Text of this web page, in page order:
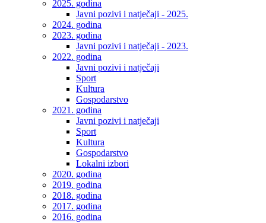
2025. godina
Javni pozivi i natječaji - 2025.
2024. godina
2023. godina
Javni pozivi i natječaji - 2023.
2022. godina
Javni pozivi i natječaji
Sport
Kultura
Gospodarstvo
2021. godina
Javni pozivi i natječaji
Sport
Kultura
Gospodarstvo
Lokalni izbori
2020. godina
2019. godina
2018. godina
2017. godina
2016. godina